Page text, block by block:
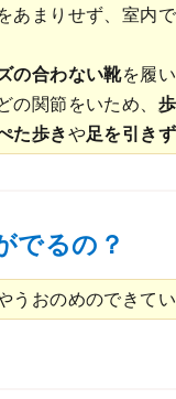
あまりせず、室内
の合わない靴を履
の関節をいため、
た歩きや足を引き
でるの？
うおのめのできて